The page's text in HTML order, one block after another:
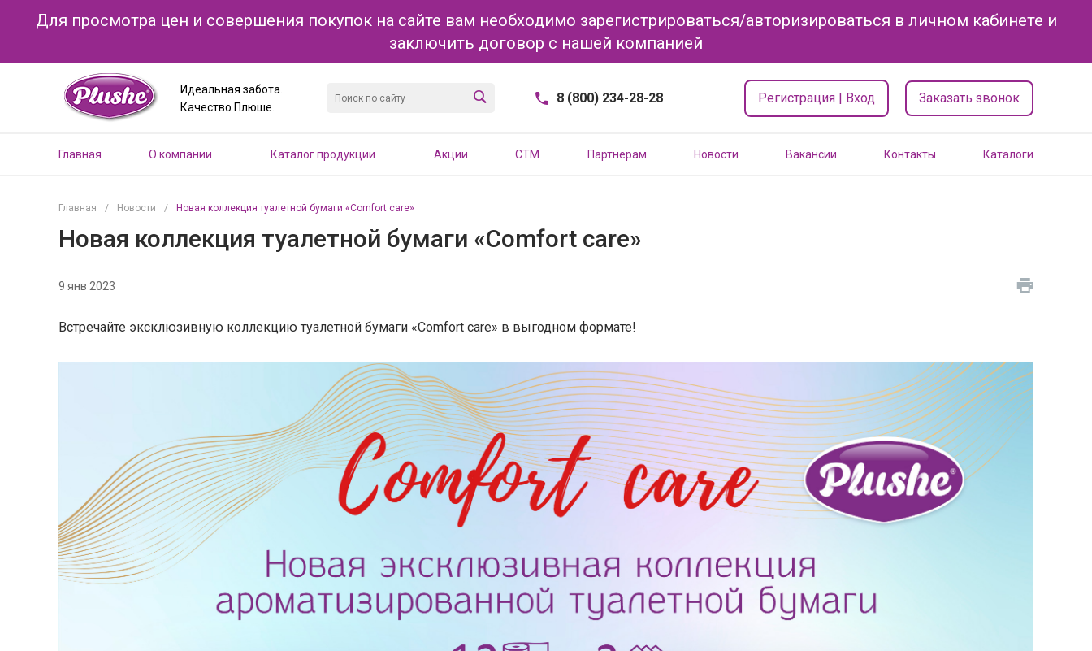
Для просмотра цен и совершения покупок на сайте вам необходимо зарегистрироваться/авторизироваться в личном кабинете и
заключить договор с нашей компанией
Идеальная забота.
Качество Плюше.
8 (800) 234-28-28 Регистрация | Вход Заказать звонок
Главная О компании Каталог продукции Акции CTM Партнерам Новости Вакансии Контакты Каталоги
Главная / Новости / Новая коллекция туалетной бумаги «Comfort care»
Новая коллекция туалетной бумаги «Comfort care»
9 янв 2023
Встречайте эксклюзивную коллекцию туалетной бумаги «Comfort care» в выгодном формате!